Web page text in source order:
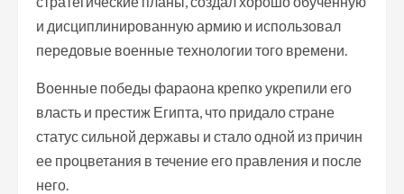
и дисциплинированную армию и использовал
передовые военные технологии того времени.
Военные победы фараона крепко укрепили его
власть и престиж Египта, что придало стране
статус сильной державы и стало одной из причин
ее процветания в течение его правления и после
него.